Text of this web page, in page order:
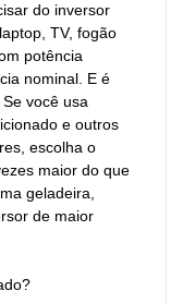
do inversor
TV, fogão
potência
nominal. E é
você usa
e outros
escolha o
maior do que
geladeira,
de maior